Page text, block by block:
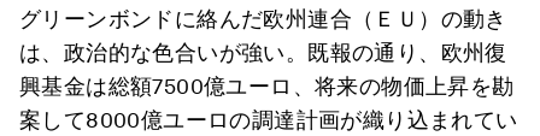
グリーンボンドに絡んだ欧州連合（ＥＵ）の動き
は、政治的な色合いが強い。既報の通り、欧州復
興基金は総額7500億ユーロ、将来の物価上昇を勘
案して8000億ユーロの調達計画が織り込まれてい